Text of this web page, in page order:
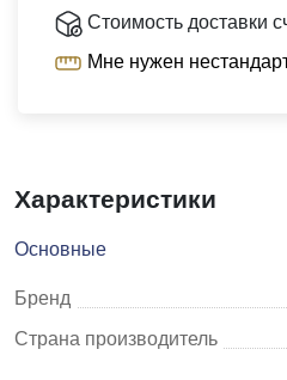
Стоимость доставки
Мне нужен
Характеристики
Основные
Бренд
Страна производитель